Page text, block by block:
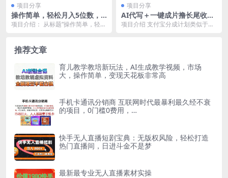
项目分享
操作简单，轻松月入5位数，
闲鱼超暴力引流推广爱奇艺会
项目介绍： 从标题“操作简单，轻松
项目分享
AI代写＋一键成片撸长尾收
益，支付宝创作分成，轻松日
项目介绍 支付宝分成计划类似于抖
推荐文章
育儿教学教培新玩法，AI生成教学视频，市场
大，操作简单，变现天花板非常高
手机卡通讯分销商 互联网时代最暴利最久经不衰
的项目，0门槛0费用，…
快手无人直播短剧宝典：无版权风险，轻松打造
热门直播间，日进斗金不是梦
最新最专业无人直播素材实操